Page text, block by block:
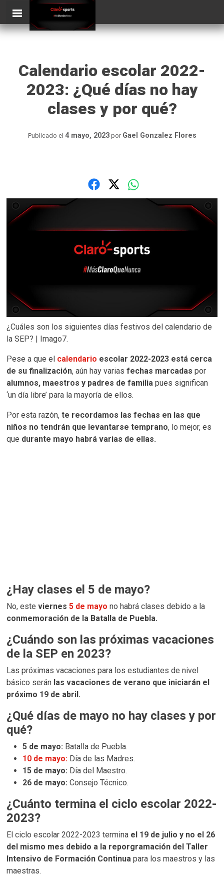
content
ClaroSports
Calendario escolar 2022-
2023: ¿Qué días no hay
clases y por qué?
Publicado el 4 mayo, 2023por Gael Gonzalez Flores
¿Cuáles son los siguientes días festivos del calendario de
la SEP? | Imago7.
Pese a que el calendario escolar 2022-2023 está cerca
de su finalización, aún hay variasfechas marcadas por
alumnos, maestros y padres de familia pues significan
‘un día libre’ para la mayoría de ellos.
Por esta razón,te recordamos las fechas en las que
niños no tendrán que levantarse temprano, lo mejor, es
que durante mayo habrá varias de ellas.
¿Hay clases el 5 de mayo?
No, esteviernes5 de mayo no habrá clases debido a la
conmemoración de la Batalla de Puebla.
¿Cuándo son las próximas vacaciones
de la SEP en 2023?
Las próximas vacaciones para los estudiantes de nivel
básico serán las vacaciones de verano que iniciarán el
próximo 19 de abril.
¿Qué días de mayo no hay clases y por
qué?
5 de mayo: Batalla de Puebla.
10 de mayo: Día de las Madres.
15 de mayo: Día del Maestro.
26 de mayo: Consejo Técnico.
¿Cuánto termina el ciclo escolar 2022-
2023?
El ciclo escolar 2022-2023 termina el 19 de julio y no el 26
del mismo mes debido a la reporgramación del Taller
Intensivo de Formación Continuapara los maestros y las
maestras.